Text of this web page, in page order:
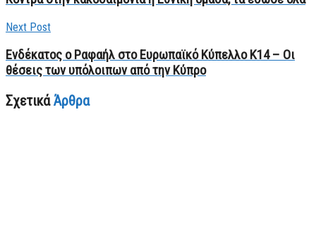
Next Post
Ενδέκατος ο Ραφαήλ στο Ευρωπαϊκό Κύπελλο Κ14 – Οι
θέσεις των υπόλοιπων από την Κύπρο
ΣχετικάΆρθρα